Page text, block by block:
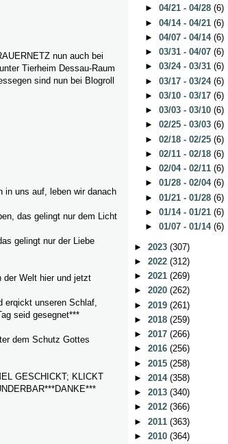
nun auch bei
Tierheim Dessau-Raum
sind nun bei Blogroll
in uns auf, leben wir danach
das gelingt nur dem Licht
gelingt nur der Liebe
Welt hier und jetzt
erqickt unseren Schlaf,
seid gesegnet***
dem Schutz Gottes
GESCHICKT; KLICKT
► 04/21 - 04/28 (6)
► 04/14 - 04/21 (6)
► 04/07 - 04/14 (6)
► 03/31 - 04/07 (6)
► 03/24 - 03/31 (6)
► 03/17 - 03/24 (6)
► 03/10 - 03/17 (6)
► 03/03 - 03/10 (6)
► 02/25 - 03/03 (6)
► 02/18 - 02/25 (6)
► 02/11 - 02/18 (6)
► 02/04 - 02/11 (6)
► 01/28 - 02/04 (6)
► 01/21 - 01/28 (6)
► 01/14 - 01/21 (6)
► 01/07 - 01/14 (6)
► 2023 (307)
► 2022 (312)
► 2021 (269)
► 2020 (262)
► 2019 (261)
► 2018 (259)
► 2017 (266)
► 2016 (256)
► 2015 (258)
► 2014 (358)
► 2013 (340)
► 2012 (366)
► 2011 (363)
► 2010 (364)